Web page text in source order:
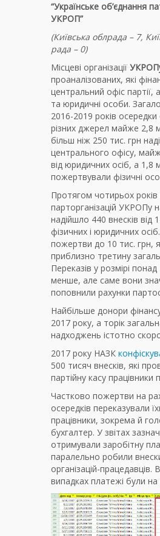
“Українське об’єднання
УКРОП”
(Київська облрада – 7,
рада – 0)
Місцеві організації
проаналізованих, які
центральний офіс партії,
та юридичні особи.
2016-2019 років
різних джерел майже 2,8
більш ніж 250 тис. грн
центрального офісу,
від юридичних осіб, а 1,8
пожертвували фізичні
Протягом чотирьох років
парторганізацій УКРОПу
надійшло 440 внесків від
фізичних і юридичних
пожертви до 10 тис. грн,
приблизно третину
Переказів у розмірі
менше, але саме вони
поповнили рахунки
Найбільше донори
2017 року, а торік
надходжень істотно
2017 року НАЗК
500 тисяч внесків, які
партійну касу працівники
Частково пожертви на
осередків переказували
працівники, зокрема й
бухгалтер. У звітах
отримували заробітну
паралельно робили
організацій-працедавців.
випадках платежі були на